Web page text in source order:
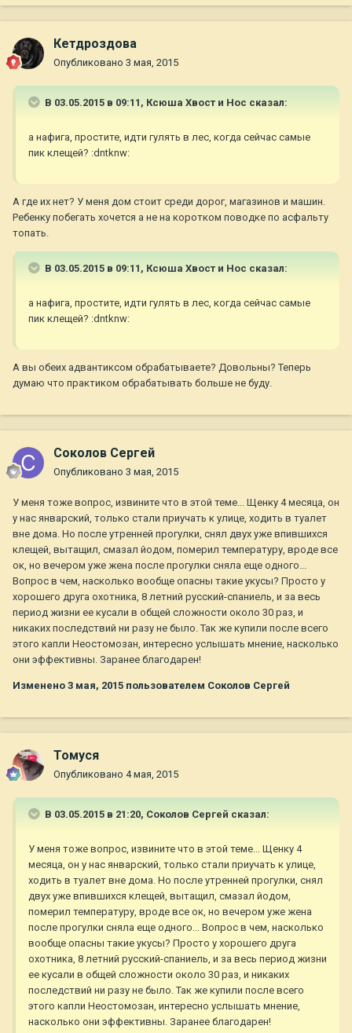
Кетдроздова
Опубликовано 3 мая, 2015
В 03.05.2015 в 09:11, Ксюша Хвост и Нос сказал:
а нафига, простите, идти гулять в лес, когда сейчас самые
пик клещей? :dntknw:
А где их нет? У меня дом стоит среди дорог, магазинов и машин.
Ребенку побегать хочется а не на коротком поводке по асфальту
топать.
В 03.05.2015 в 09:11, Ксюша Хвост и Нос сказал:
а нафига, простите, идти гулять в лес, когда сейчас самые
пик клещей? :dntknw:
А вы обеих адвантиксом обрабатываете? Довольны? Теперь
думаю что практиком обрабатывать больше не буду.
Соколов Сергей
Опубликовано 3 мая, 2015
У меня тоже вопрос, извините что в этой теме... Щенку 4 месяца, он
у нас январский, только стали приучать к улице, ходить в туалет
вне дома. Но после утренней прогулки, снял двух уже впившихся
клещей, вытащил, смазал йодом, померил температуру, вроде все
ок, но вечером уже жена после прогулки сняла еще одного...
Вопрос в чем, насколько вообще опасны такие укусы? Просто у
хорошего друга охотника, 8 летний русский-спаниель, и за весь
период жизни ее кусали в общей сложности около 30 раз, и
никаких последствий ни разу не было. Так же купили после всего
этого капли Неостомозан, интересно услышать мнение, насколько
они эффективны. Заранее благодарен!
Изменено 3 мая, 2015 пользователем Соколов Сергей
Томуся
Опубликовано 4 мая, 2015
В 03.05.2015 в 21:20, Соколов Сергей сказал:
У меня тоже вопрос, извините что в этой теме... Щенку 4
месяца, он у нас январский, только стали приучать к улице,
ходить в туалет вне дома. Но после утренней прогулки, снял
двух уже впившихся клещей, вытащил, смазал йодом,
померил температуру, вроде все ок, но вечером уже жена
после прогулки сняла еще одного... Вопрос в чем, насколько
вообще опасны такие укусы? Просто у хорошего друга
охотника, 8 летний русский-спаниель, и за весь период жизни
ее кусали в общей сложности около 30 раз, и никаких
последствий ни разу не было. Так же купили после всего
этого капли Неостомозан, интересно услышать мнение,
насколько они эффективны. Заранее благодарен!